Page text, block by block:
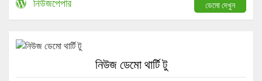
নিউজপেপার ডেমো দেখুন
নিউজ ডেমো থার্টি টু